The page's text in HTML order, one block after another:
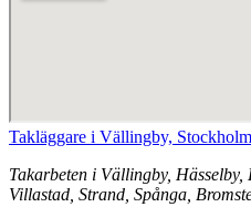
Takläggare i Vällingby,
Takarbeten i Vällingby,
Villastad, Strand, Spånga,